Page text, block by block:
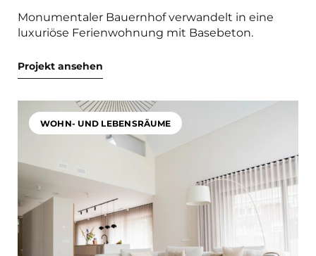
Monumentaler Bauernhof verwandelt in eine
luxuriöse Ferienwohnung mit Basebeton.
Projekt ansehen
WOHN- UND LEBENSRÄUME